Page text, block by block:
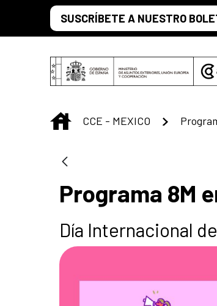
Saltar al contenido principal
SUSCRÍBETE A NUESTRO
INICIO
CCE - MEXICO
Programa 8M
Día Internacional